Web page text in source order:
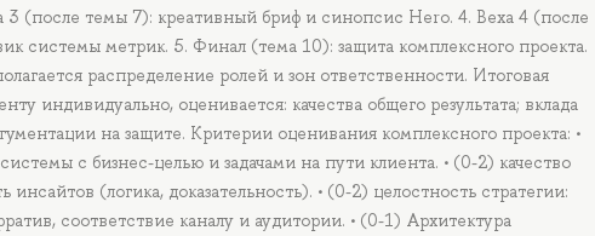
3 (после темы 7): креативный бриф и синопсис Hero. 4. Веха 4 (после
системы метрик. 5. Финал (тема 10): защита комплексного проекта.
распределение ролей и зон ответственности. Итоговая
индивидуально, оценивается: качества общего результата; вклада
на защите. Критерии оценивания комплексного проекта: •
с бизнес-целью и задачами на пути клиента. • (0-2) качество
(логика, доказательность). • (0-2) целостность стратегии:
соответствие каналу и аудитории. • (0-1) Архитектура